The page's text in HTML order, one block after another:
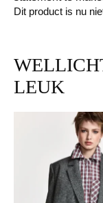
Dit product is nu
LEUK